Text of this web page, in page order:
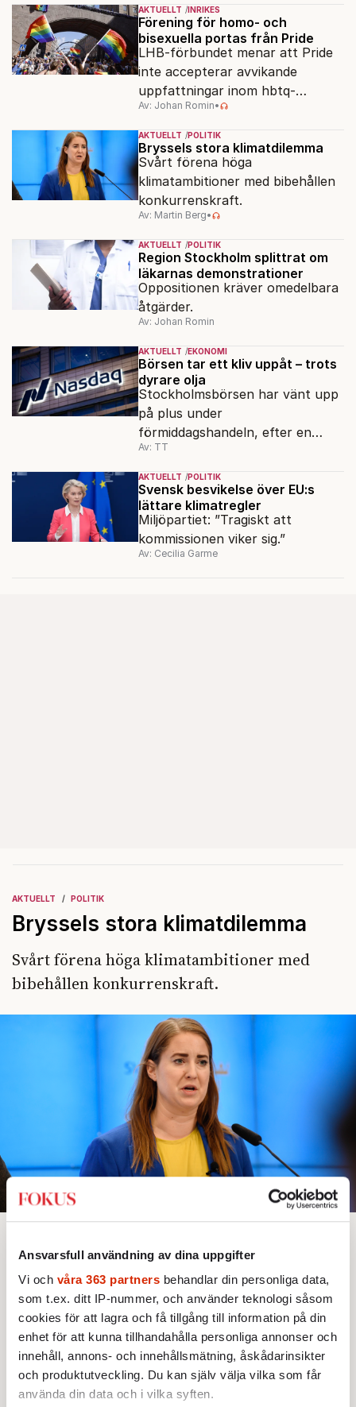
Ansvarsfull användning av dina uppgifter
Vi och våra 363 partners behandlar din personliga data,
som t.ex. ditt IP-nummer, och använder teknologi såsom
cookies för att lagra och få tillgång till information på din
enhet för att kunna tillhandahålla personliga annonser och
innehåll, annons- och innehållsmätning, åskådarinsikter
och produktutveckling. Du kan själv välja vilka som får
använda din data och i vilka syften.
AKTUELLT INRIKES
Förening för homo- och
bisexuella portas från Pride
LHB-förbundet menar att Pride
inte accepterar avvikande
uppfattningar inom hbtq-
rörelsen. "Vi har inga problem
med transpersoner", säger
ordföranden Linn Saarinen.
Av: Johan Romin•
AKTUELLT POLITIK
Bryssels stora klimatdilemma
Svårt förena höga
klimatambitioner med bibehållen
konkurrenskraft.
Av: Martin Berg•
AKTUELLT POLITIK
Region Stockholm splittrat om
läkarnas demonstrationer
Oppositionen kräver omedelbara
åtgärder.
Av: Johan Romin
AKTUELLT EKONOMI
Börsen tar ett kliv uppåt – trots
dyrare olja
Stockholmsbörsen har vänt upp
på plus under
förmiddagshandeln, efter en
inledning nedåt – trots ett högre
oljepris och AI-oro.
Av: TT
AKTUELLT POLITIK
Svensk besvikelse över EU:s
lättare klimatregler
Miljöpartiet: ”Tragiskt att
kommissionen viker sig.”
Av: Cecilia Garme
AKTUELLT POLITIK
Bryssels stora klimatdilemma
Svårt förena höga klimatambitioner med
bibehållen konkurrenskraft.
Publicerad 2026-07-27
Bild: Viktoria Bank / TT
F örra veckan föreslog EU-
kommissionen reviderade regler för
hur koldioxidutsläppen ska minska
framöver. Bryssel står fast vid målet att